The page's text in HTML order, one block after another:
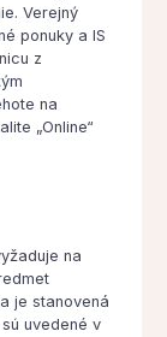
Verejný
ponuky a IS
z
na
„Online“
na
je stanovená
uvedené v